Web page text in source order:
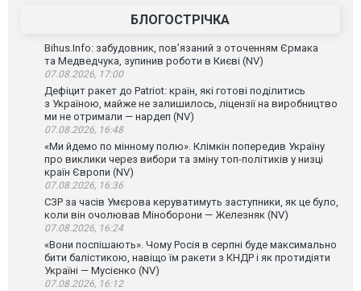
БЛОГОСТРІЧКА
Bihus.Info: забудовник, пов’язаний з оточенням Єрмака
та Медведчука, зупинив роботи в Києві (NV)
07.08.2026, 17:00
Дефіцит ракет до Patriot: країн, які готові поділитись
з Україною, майже не залишилось, ліцензії на виробництво
ми не отримали — нардеп (NV)
07.08.2026, 16:48
«Ми йдемо по мінному полю». Клімкін попередив Україну
про виклики через вибори та зміну топ-політиків у низці
країн Європи (NV)
07.08.2026, 16:36
СЗР за часів Умєрова керуватимуть заступники, як це було,
коли він очолював Міноборони — Железняк (NV)
07.08.2026, 16:24
«Вони поспішають». Чому Росія в серпні буде максимально
бити балістикою, навіщо їм ракети з КНДР і як протидіяти
Україні — Мусієнко (NV)
07.08.2026, 16:12